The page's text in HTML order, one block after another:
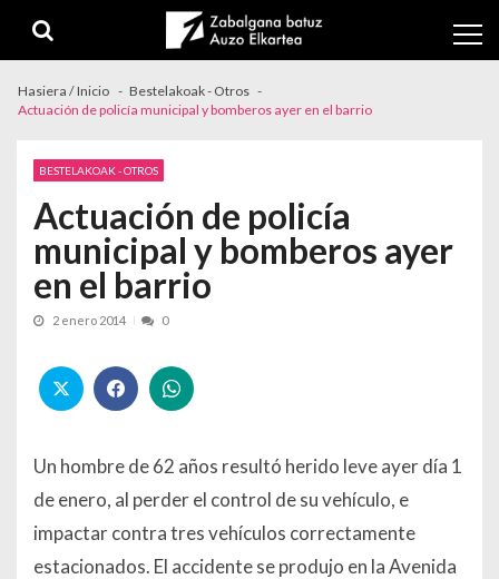
Hasiera / Inicio
Bestelakoak - Otros
Actuación de policía municipal y bomberos ayer en el barrio
BESTELAKOAK - OTROS
Actuación de policía
municipal y bomberos ayer
en el barrio
2 enero 2014 0
Un hombre de 62 años resultó herido leve ayer día 1
de enero, al perder el control de su vehículo, e
impactar contra tres vehículos correctamente
estacionados. El accidente se produjo en la Avenida